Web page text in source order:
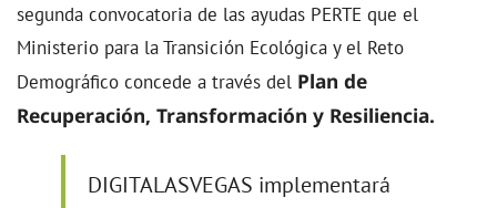
segunda convocatoria de las ayudas PERTE que el
Ministerio para la Transición Ecológica y el Reto
Demográfico concede a través del Plan de
Recuperación, Transformación y Resiliencia.
DIGITALASVEGAS implementará